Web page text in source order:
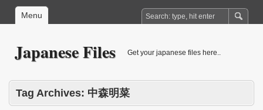
Menu
Japanese Files Get your japanese files here..
Tag Archives: 中森明菜